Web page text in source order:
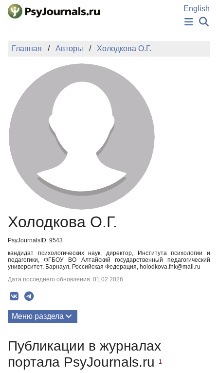
Перейти к основному содержанию
English
НОВОСТИ
АВТОРЫ
ПОДАТЬ РУКОПИСЬ
БАЗА ЗНАНИЙ
КЛЮЧЕВЫЕ СЛОВА
Регистрация
Главная Авторы Холодкова О.Г.
Холодкова О.Г.
PsyJournalsID: 9543
кандидат психологических наук, директор, Института психологии и
педагогики, ФГБОУ ВО Алтайский государственный педагогический
университет, Барнаул, Российская Федерация, holodkova.fnk@mail.ru
Дата последнего обновления: 01.02.2026
Меню раздела
Публикации в журналах
портала PsyJournals.ru
1